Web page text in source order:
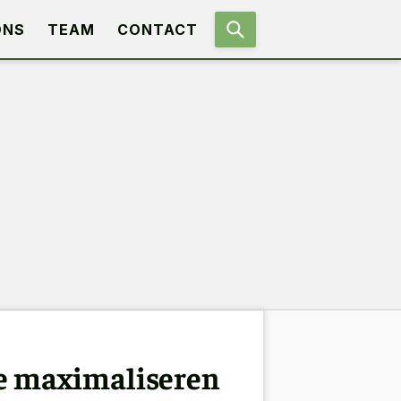
TEAM CONTACT
maximaliseren